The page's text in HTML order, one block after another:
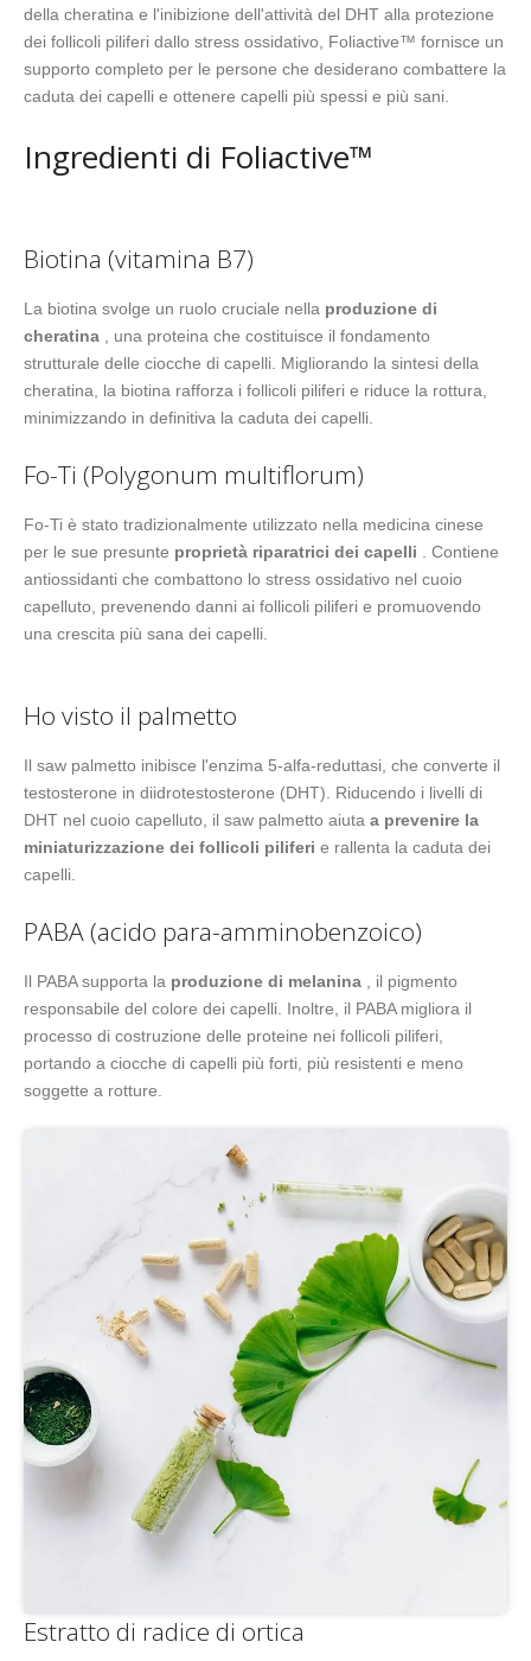
della cheratina e l'inibizione dell'attività del DHT alla protezione
dei follicoli piliferi dallo stress ossidativo, Foliactive™ fornisce un
supporto completo per le persone che desiderano combattere la
caduta dei capelli e ottenere capelli più spessi e più sani.
Ingredienti di Foliactive™
Biotina (vitamina B7)
La biotina svolge un ruolo cruciale nella produzione di
cheratina , una proteina che costituisce il fondamento
strutturale delle ciocche di capelli. Migliorando la sintesi della
cheratina, la biotina rafforza i follicoli piliferi e riduce la rottura,
minimizzando in definitiva la caduta dei capelli.
Fo-Ti (Polygonum multiflorum)
Fo-Ti è stato tradizionalmente utilizzato nella medicina cinese
per le sue presunte proprietà riparatrici dei capelli . Contiene
antiossidanti che combattono lo stress ossidativo nel cuoio
capelluto, prevenendo danni ai follicoli piliferi e promuovendo
una crescita più sana dei capelli.
Ho visto il palmetto
Il saw palmetto inibisce l'enzima 5-alfa-reduttasi, che converte il
testosterone in diidrotestosterone (DHT). Riducendo i livelli di
DHT nel cuoio capelluto, il saw palmetto aiuta a prevenire la
miniaturizzazione dei follicoli piliferi e rallenta la caduta dei
capelli.
PABA (acido para-amminobenzoico)
Il PABA supporta la produzione di melanina , il pigmento
responsabile del colore dei capelli. Inoltre, il PABA migliora il
processo di costruzione delle proteine nei follicoli piliferi,
portando a ciocche di capelli più forti, più resistenti e meno
soggette a rotture.
Estratto di radice di ortica